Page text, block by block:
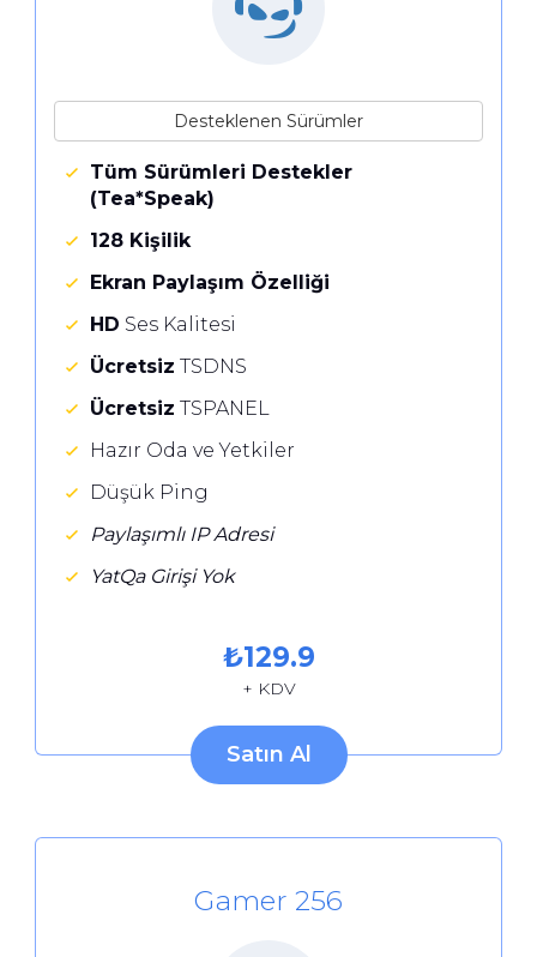
Desteklenen Sürümler
Tüm Sürümleri Destekler
(Tea*Speak)
128 Kişilik
Ekran Paylaşım Özelliği
HD Ses Kalitesi
Ücretsiz TSDNS
Ücretsiz TSPANEL
Hazır Oda ve Yetkiler
Düşük Ping
Paylaşımlı IP Adresi
YatQa Girişi Yok
₺129.9
+ KDV
Satın Al
Gamer 256